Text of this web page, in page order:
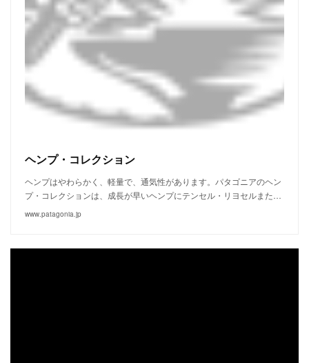
ヘンプ・コレクション
ヘンプはやわらかく、軽量で、通気性があります。パタゴニアのヘン
プ・コレクションは、成長が早いヘンプにテンセル・リヨセルまた…
www.patagonia.jp